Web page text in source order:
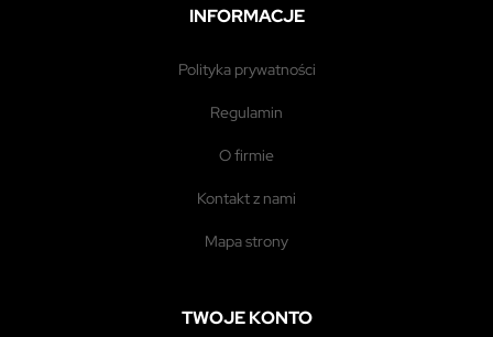
INFORMACJE
polityka prywatności
regulamin
o firmie
kontakt z nami
mapa strony
TWOJE KONTO